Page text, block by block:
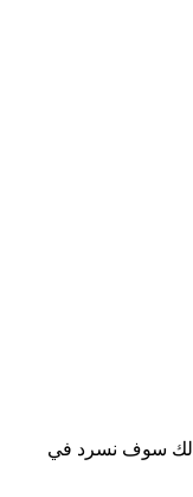
لذلك سوف نسرد في